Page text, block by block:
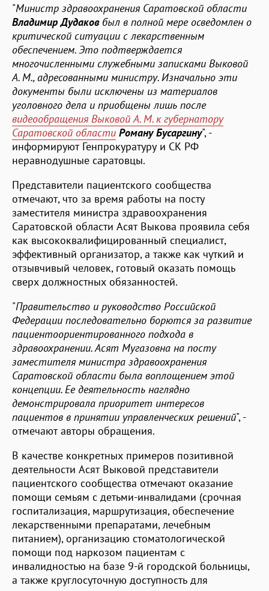
"Министр здравоохранения Саратовской области
Владимир Дудаковбыл в полной мере осведомлен о
критической ситуации с лекарственным
обеспечением. Это подтверждается
многочисленными служебными записками Выковой
А. М., адресованными министру. Изначально эти
документы были исключены из материалов
уголовного дела и приобщены лишь после
видеообращения Выковой А. М. к губернатору
Саратовской области Роману Бусаргину", -
информируют Генпрокуратуру и СК РФ
неравнодушные саратовцы.
Представители пациентского сообщества
отмечают, что за время работы на посту
заместителя министра здравоохранения
Саратовской области Асят Выкова проявила себя
как высококвалифицированный специалист,
эффективный организатор, а также как чуткий и
отзывчивый человек, готовый оказать помощь
сверх должностных обязанностей.
"Правительство и руководство Российской
Федерации последовательно борются за развитие
пациентоориентированного подхода в
здравоохранении. Асят Мугазовна на посту
заместителя министра здравоохранения
Саратовской области была воплощением этой
концепции. Ее деятельность наглядно
демонстрировала приоритет интересов
пациентов в принятии управленческих решений", -
отмечают авторы обращения.
В качестве конкретных примеров позитивной
деятельности Асят Выковой представители
пациентского сообщества отмечают оказание
помощи семьям с детьми-инвалидами (срочная
госпитализация, маршрутизация, обеспечение
лекарственными препаратами, лечебным
питанием), организацию стоматологической
помощи под наркозом пациентам с
инвалидностью на базе 9-й городской больницы,
а также круглосуточную доступность для